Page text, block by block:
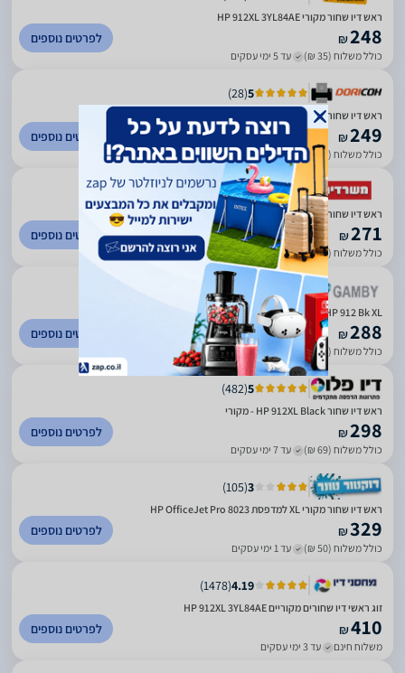
ראש דיו שחור מקורי HP 912XL 3YL84AE
₪248
כולל משלוח (35 ₪) עד 5 ימי עסקים
לפרטים נוספים
5
(
28
)
ראש דיו שחור מקורי HP 912XL 3YL84AE
₪249
כולל משלוח (20 ₪) עד 7 ימי עסקים
לפרטים נוספים
5
(
489
)
ראש דיו שחור מקורי HP 912XL 3YL84AE
₪271
כולל משלוח (36 ₪) עד 5 ימי עסקים
לפרטים נוספים
0
56
HP 912 Bk XL קרטידג' דיו שחור אורגינלי 3YL84AE BGX
₪288
כולל משלוח (39 ₪) עד 7 ימי עסקים
לפרטים נוספים
5
(
482
)
ראש דיו שחור HP 912XL Black - מקורי
₪298
כולל משלוח (69 ₪) עד 7 ימי עסקים
לפרטים נוספים
3
(
105
)
ראש דיו שחור מקורי XL למדפסת HP OfficeJet Pro 8023
₪329
כולל משלוח (50 ₪) עד 1 ימי עסקים
לפרטים נוספים
4.19
(
1478
)
זוג ראשי דיו שחורים מקוריים HP 912XL 3YL84AE
₪410
משלוח חינם עד 3 ימי עסקים
לפרטים נוספים